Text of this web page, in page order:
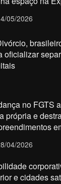
05/2026
oficializar
no FGTS
própria e
04/2026
e cidades